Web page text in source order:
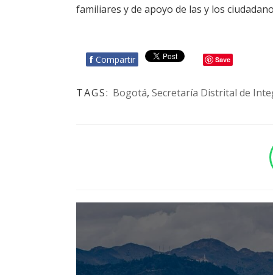
familiares y de apoyo de las y los
f Compartir Save
TAGS: Bogotá, Secretaría Distrital de